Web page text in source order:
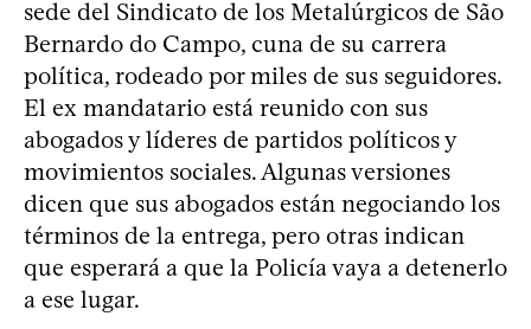
sede del Sindicato de los Metalúrgicos de São
Bernardo do Campo, cuna de su carrera
política, rodeado por miles de sus seguidores.
El ex mandatario está reunido con sus
abogados y líderes de partidos políticos y
movimientos sociales. Algunas versiones
dicen que sus abogados están negociando los
términos de la entrega, pero otras indican
que esperará a que la Policía vaya a detenerlo
a ese lugar.